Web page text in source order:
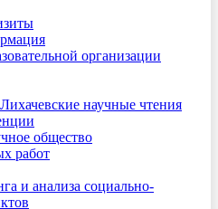
организации
научные чтения
общество
работ
и анализа социально-